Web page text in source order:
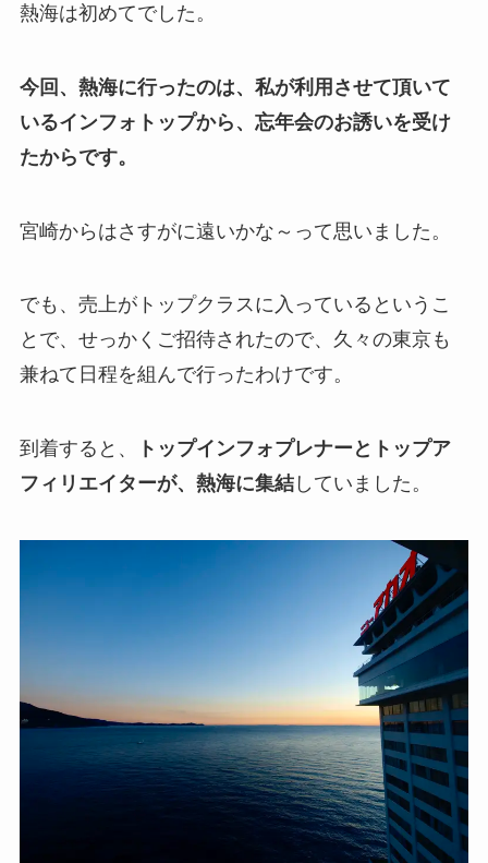
熱海は初めてでした。
今回、熱海に行ったのは、私が利用させて頂いて
いるインフォトップから、忘年会のお誘いを受け
たからです。
宮崎からはさすがに遠いかな～って思いました。
でも、売上がトップクラスに入っているというこ
とで、せっかくご招待されたので、久々の東京も
兼ねて日程を組んで行ったわけです。
到着すると、
トップインフォプレナーとトップア
フィリエイターが、熱海に集結していました。